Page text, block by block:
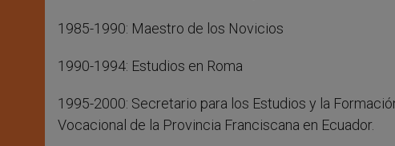
1985-1990: Maestro de los Novicios
1990-1994: Estudios en Roma
1995-2000: Secretario para los Estudios y la
Vocacional de la Provincia Franciscana en Ecuador.